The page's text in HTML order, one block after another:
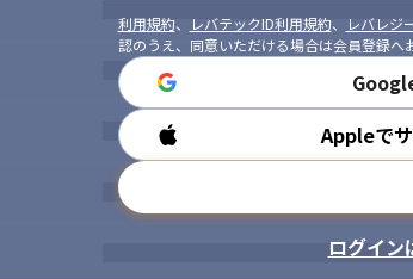
利用規約、 レバテックID利用規約、 レバレジ
認のうえ、同意いただける場合は会員登録へ
Appleで
ログイン